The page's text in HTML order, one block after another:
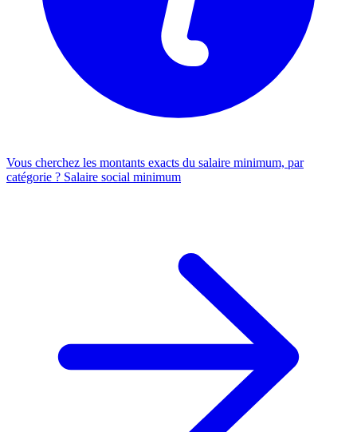
Vous cherchez les montants exacts du salaire minimum, par
catégorie ? Salaire social minimum